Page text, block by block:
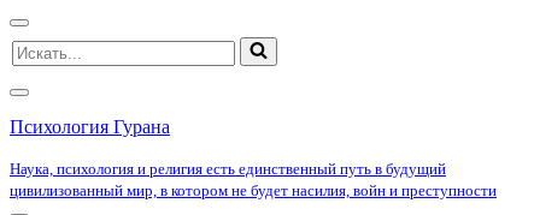
Меню
навигации
Искать...
Меню
навигации
Психология Гурана
Наука, психология и религия есть единственный путь в будущий
цивилизованный мир, в котором не будет насилия, войн и преступности